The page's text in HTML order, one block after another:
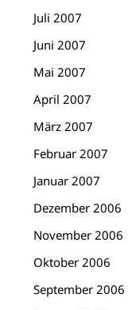
Juli 2007
Juni 2007
Mai 2007
April 2007
März 2007
Februar 2007
Januar 2007
Dezember 2006
November 2006
Oktober 2006
September 2006